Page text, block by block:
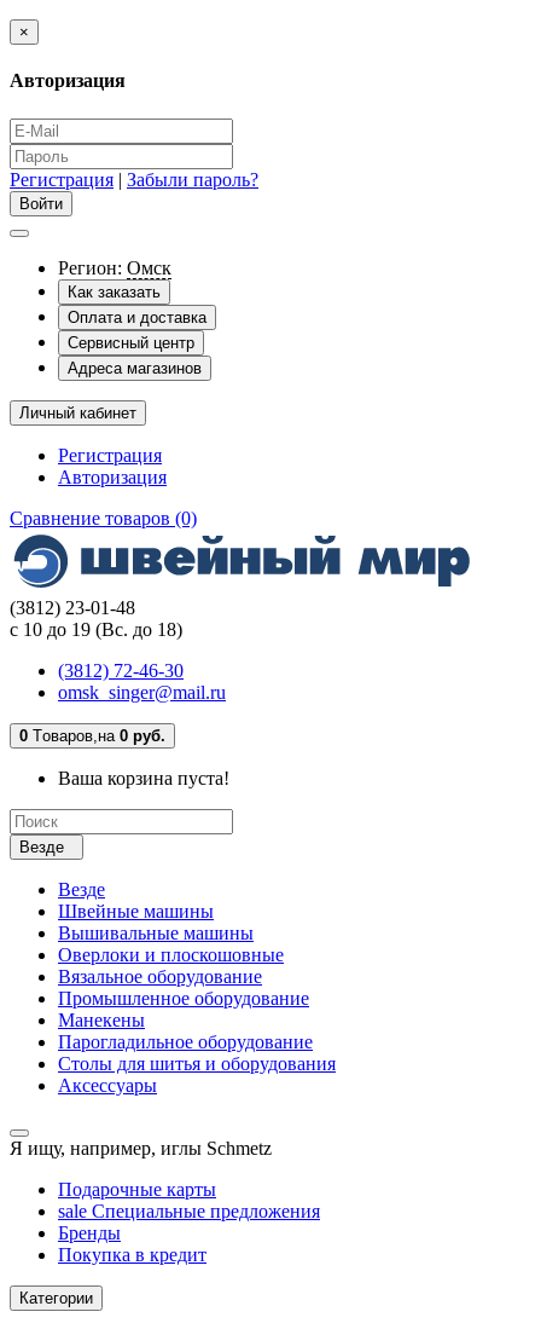
×
Авторизация
Регистрация | Забыли пароль?
Регион: Омск
Как заказать
Оплата и доставка
Сервисный центр
Адреса магазинов
Личный кабинет
Регистрация
Авторизация
Сравнение товаров (0)
(3812) 23-01-48
с 10 до 19 (Вс. до 18)
(3812) 72-46-30
omsk_singer@mail.ru
0 Tоваров,на 0 руб.
Ваша корзина пуста!
Везде
Везде
Швейные машины
Вышивальные машины
Оверлоки и плоскошовные
Вязальное оборудование
Промышленное оборудование
Манекены
Парогладильное оборудование
Столы для шитья и оборудования
Аксессуары
Я ищу, например, иглы Schmetz
Подарочные карты
sale Специальные предложения
Бренды
Покупка в кредит
Категории